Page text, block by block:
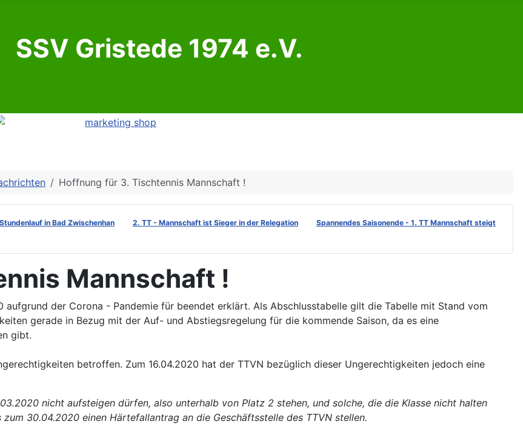
SSV Gristede 1974 e.V.
Hoffnung für 3. Tischtennis Mannschaft !
Stundenlauf in Bad Zwischenhan 2. TT - Mannschaft ist Sieger in der Relegation
Spannendes Saisonende - 1. TT Mannschaft steigt
Mannschaft !
der Corona - Pandemie für beendet erklärt. Als Abschlusstabelle gilt die Tabelle mit Stand vom
gerade in Bezug mit der Auf- und Abstiegsregelung für die kommende Saison, da es eine
gibt.
betroffen. Zum 16.04.2020 hat der TTVN bezüglich dieser Ungerechtigkeiten jedoch eine
nicht aufsteigen dürfen, also unterhalb von Platz 2 stehen, und solche, die die Klasse nicht halten
30.04.2020 einen Härtefallantrag an die Geschäftsstelle des TTVN stellen.